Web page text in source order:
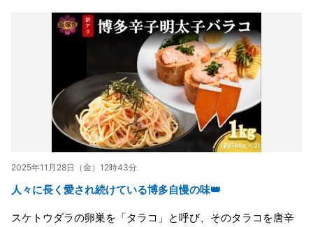
2025年11月28日（金）12時43分
人々に長く愛され続けている博多自慢の味👑
スケトウダラの卵巣を「タラコ」と呼び、そのタラコを唐辛